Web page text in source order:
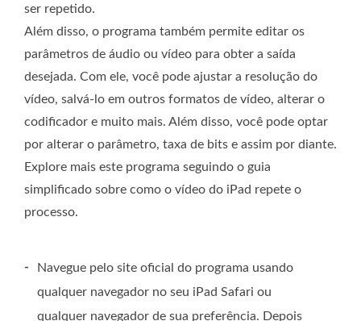
ser repetido.
Além disso, o programa também permite editar os
parâmetros de áudio ou vídeo para obter a saída
desejada. Com ele, você pode ajustar a resolução do
vídeo, salvá-lo em outros formatos de vídeo, alterar o
codificador e muito mais. Além disso, você pode optar
por alterar o parâmetro, taxa de bits e assim por diante.
Explore mais este programa seguindo o guia
simplificado sobre como o vídeo do iPad repete o
processo.
-
Navegue pelo site oficial do programa usando
qualquer navegador no seu iPad Safari ou
qualquer navegador de sua preferência. Depois